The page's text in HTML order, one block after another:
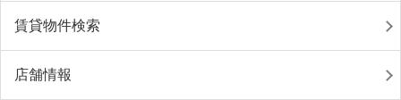
賃貸物件検索
店舗情報